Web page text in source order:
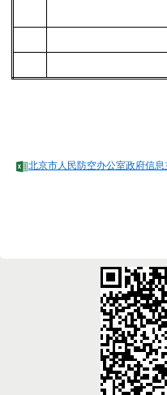
北京市人民防空办公室政府信